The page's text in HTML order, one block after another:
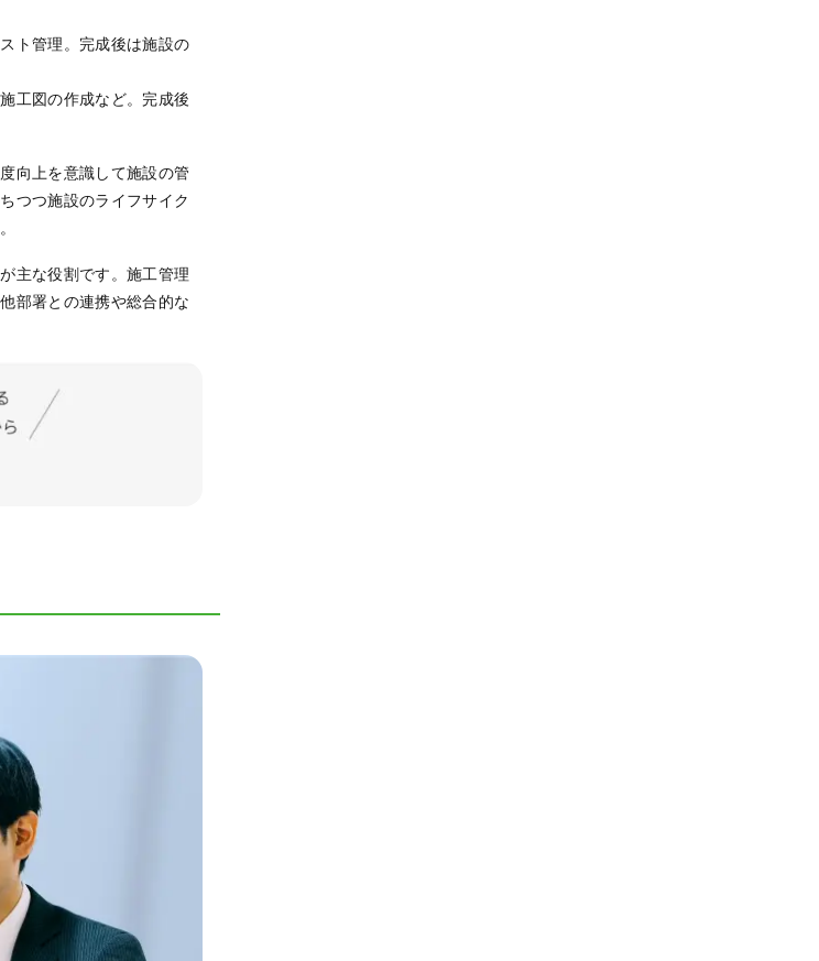
ト管理。完成後は施設の
工図の作成など。完成後
向上を意識して施設の管
つつ施設のライフサイク
主な役割です。施工管理
部署との連携や総合的な